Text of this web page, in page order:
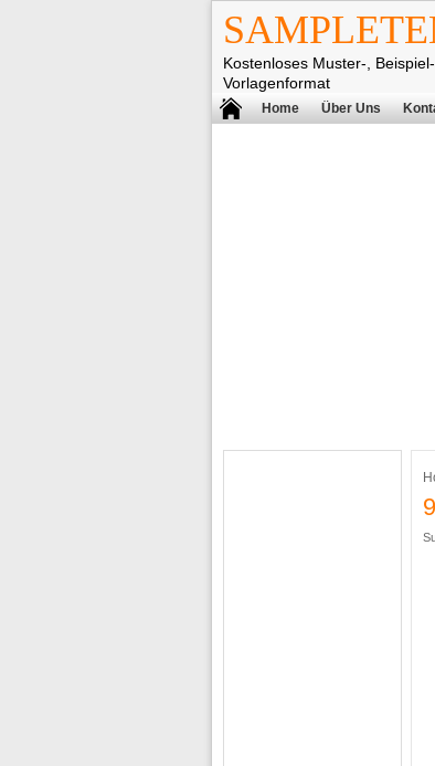
Kostenloses Muster-,
Vorlagenformat
Home Über Uns